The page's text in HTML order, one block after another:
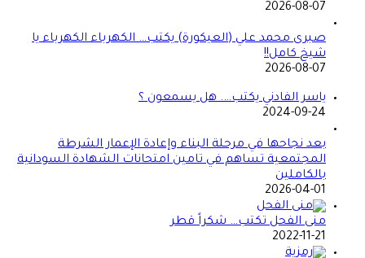
2026-08-07
صبرى محمد علي (العيكورة) يكتب… الكهرباء الكهرباء يا
شيخ كامل!!
2026-08-07
ياسر الفادني يكتب…. هل يسمعون ؟
2024-09-24
بعد نجاحها في مرحلة البناء وإعادة الإعمار الشرطة
المجتمعية تساهم في تامين امتحانات الشهادة السودانية
بالكاملين
2026-04-01
منى الفحل تكتب… شكراً قطر
2022-11-21